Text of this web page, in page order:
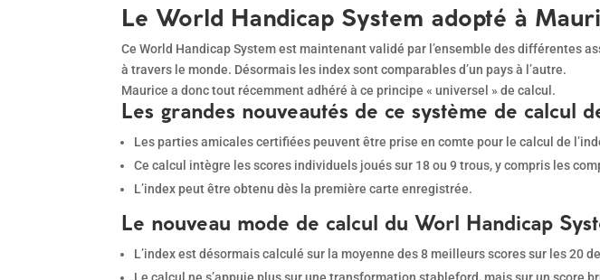
Le World Handicap System adopté à
Ce World Handicap System est maintenant validé par l’ensemble des différentes
à travers le monde. Désormais les index sont comparables d’un pays à l’autre.
Maurice a donc tout récemment adhéré à ce principe « universel » de calcul.
Les grandes nouveautés de ce système de calcul
Les parties amicales certifiées peuvent être prise en comte pour le calcul de
Ce calcul intègre les scores individuels joués sur 18 ou 9 trous, y compris les
L’index peut être obtenu dès la première carte enregistrée.
Le nouveau mode de calcul du Worl Handicap
L’index est désormais calculé sur la moyenne des 8 meilleurs scores sur les 20
Le calcul ne s’appuie plus sur une transformation stableford, mais sur un score